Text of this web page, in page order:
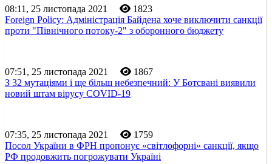
08:11, 25 листопада 2021
1823
Foreign Policy: Адміністрація Байдена хоче виключити санкції
проти "Північного потоку-2" з оборонного бюджету
07:51, 25 листопада 2021
1867
З 32 мутаціями і ще більш небезпечний: У Ботсвані виявили
новий штам вірусу COVID-19
07:35, 25 листопада 2021
1759
Посол України в ФРН пропонує «світлофорні» санкції, якщо
РФ продовжить погрожувати Україні